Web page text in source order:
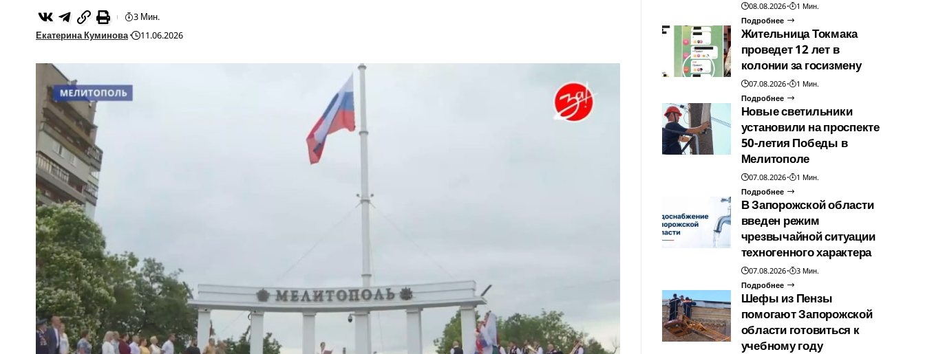
Екатерина Куминова 11.06.2026
3 Мин.
08.08.2026
1 Мин.
Подробнее
Жительница Токмака
проведет 12 лет в
колонии за госизмену
07.08.2026
1 Мин.
Подробнее
Новые светильники
установили на проспекте
50-летия Победы в
Мелитополе
07.08.2026
1 Мин.
Подробнее
В Запорожской области
введен режим
чрезвычайной ситуации
техногенного характера
07.08.2026
3 Мин.
Подробнее
Шефы из Пензы
помогают Запорожской
области готовиться к
учебному году